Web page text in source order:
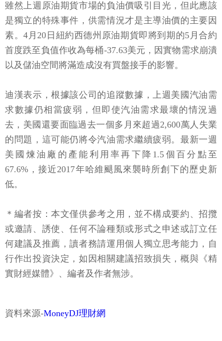
雖然上週原油期貨市場的負油價吸引目光，但此應該
是獨立的特殊事件，供需情況才是主導油價的主要因
素。4月20日紐約西德州原油期貨即將到期的5月合約
首度跌至負值作收為每桶-37.63美元，因實物需求崩潰
以及儲油空間將滿造成沒有買盤接手的影響。
迪漢表示，根據該公司的追蹤數據，上週美國汽油需
求數據仍相當疲弱，但即使汽油需求最壞的情況過
去，美國還要面臨過去一個多月來超過2,600萬人失業
的問題，這可能仍將令汽油需求繼續疲弱。最新一週
美國煉油廠的產能利用率再下降1.5個百分點至
67.6%，接近2017年哈維颶風來襲時所創下的歷史新
低。
＊編者按：本文僅供參考之用，並不構成要約、招攬
或邀請、誘使、任何不論種類或形式之申述或訂立任
何建議及推薦，讀者務請運用個人獨立思考能力，自
行作出投資決定，如因相關建議招致損失，概與《精
實財經媒體》、編者及作者無涉。
資料來源-MoneyDJ理財網